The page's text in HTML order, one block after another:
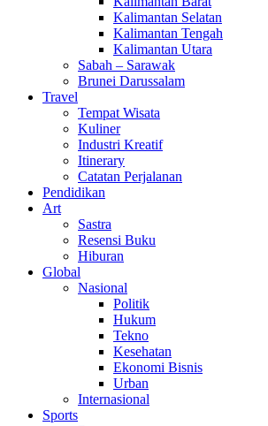
Kalimantan Selatan
Kalimantan Tengah
Kalimantan Utara
Sabah – Sarawak
Brunei Darussalam
Travel
Tempat Wisata
Kuliner
Industri Kreatif
Itinerary
Catatan Perjalanan
Pendidikan
Art
Sastra
Resensi Buku
Hiburan
Global
Nasional
Politik
Hukum
Tekno
Kesehatan
Ekonomi Bisnis
Urban
Internasional
Sports